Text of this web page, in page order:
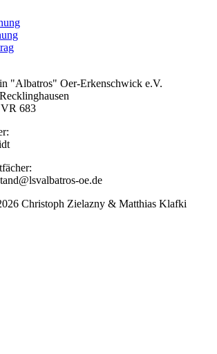
"Albatros" Oer-Erkenschwick e.V.
683
oe.de
Christoph Zielazny & Matthias Klafki